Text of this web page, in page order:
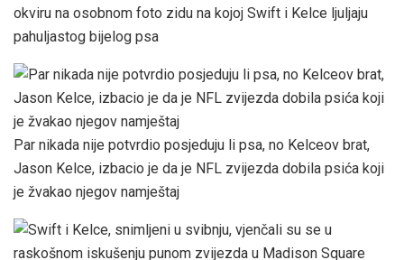
okviru na osobnom foto zidu na kojoj Swift i Kelce ljuljaju
pahuljastog bijelog psa
Par nikada nije potvrdio posjeduju li psa, no Kelceov brat,
Jason Kelce, izbacio je da je NFL zvijezda dobila psića koji
je žvakao njegov namještaj